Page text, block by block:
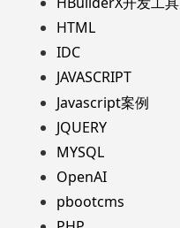
HTML
IDC
JAVASCRIPT
Javascript案例
JQUERY
MYSQL
OpenAI
pbootcms